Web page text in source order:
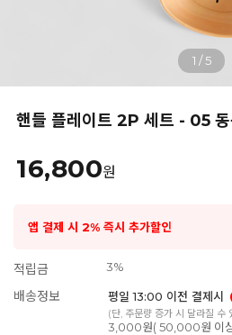
1 /5
핸들 플레이트 2P 세트 - 05 동
16,800원
앱 결제 시 2% 즉시 추가할인
적립금 3%
배송정보 평일 13:00 이전 결제시
(단, 주문량 증가 시 달라질 수
3,000원( 50,000원 이